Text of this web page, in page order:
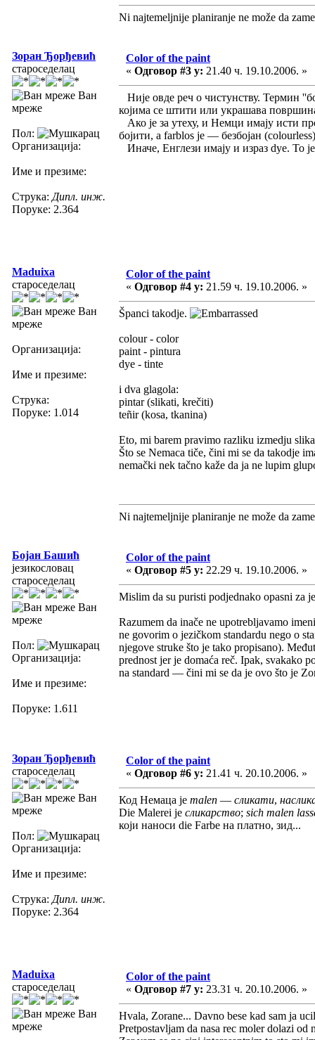
Ni najtemeljnije planiranje ne može da
Зоран Ђорђевић
староседелац
Ван
мреже
Пол:
Организација:
Име и презиме:
Струка: Дипл. инж.
Поруке: 2.364
Color of the paint
« Одговор #3 у: 21.40 ч. 19.10.2006. »
Није овде реч о чистунству. Термин
којима се штити или украшава
Ако је за утеху, и Немци имају исти
бојити, а farblos je — безбојан
Иначе, Енглези имају и израз dye. То
Maduixa
староседелац
Ван
мреже
Организација:
Име и презиме:
Струка:
Поруке: 1.014
Color of the paint
« Одговор #4 у: 21.59 ч. 19.10.2006. »
Španci takodje.
colour - color
paint - pintura
dye - tinte
i dva glagola:
pintar (slikati, krečiti)
teñir (kosa, tkanina)
Eto, mi barem pravimo razliku izmedju
Što se Nemaca tiče, čini mi se da takodje
nemački nek tačno kaže da ja ne lupim
Ni najtemeljnije planiranje ne može da
Бојан Башић
језикословац
староседелац
Ван
мреже
Пол:
Организација:
Име и презиме:
Поруке: 1.611
Color of the paint
« Одговор #5 у: 22.29 ч. 19.10.2006. »
Mislim da su puristi podjednako opasni za
Razumem da inače ne upotrebljavamo
ne govorim o jezičkom standardu nego o
njegove struke što je tako propisano).
prednost jer je domaća reč. Ipak, svakako
na standard — čini mi se da je ovo što je
Зоран Ђорђевић
староседелац
Ван
мреже
Пол:
Организација:
Име и презиме:
Струка: Дипл. инж.
Поруке: 2.364
Color of the paint
« Одговор #6 у: 21.41 ч. 20.10.2006. »
Код Немаца је malen — сликати,
Die Malerei је сликарство; sich malen
који наноси die Farbe на платно, зид...
Maduixa
староседелац
Ван
мреже
Color of the paint
« Одговор #7 у: 23.31 ч. 20.10.2006. »
Hvala, Zorane... Davno bese kad sam ja
Pretpostavljam da nasa rec moler dolazi od